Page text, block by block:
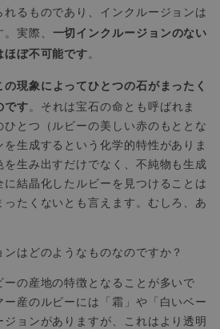
るものであり、インクルージョンは
実際、 一切インクルージョンのない
ぼ不可能です。
の現象によってひとつの石がまったく
です。それは宝石の命とも呼ばれま
とつ（ルビーの美しい赤のもととな
生成するという化学的特性がありま
生み出すだけでなく、不純物も生成
に結晶化したルビーを見つけることは
たくないとも言えます。むしろ、あ
はどのようなものなのですか？
ーの産地の特徴となることが多いで
産のルビーには「霜」や「白いベー
ョンがありますが、これはより透明